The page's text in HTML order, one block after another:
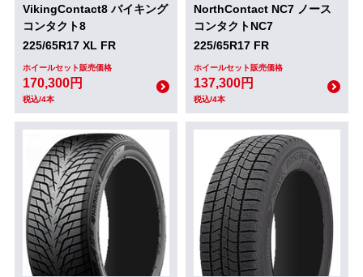
VikingContact8 バイキング
コンタクト8
225/65R17 XL FR
ホイールセット販売価格
170,300円
税込/4本
NorthContact NC7 ノース
コンタクトNC7
225/65R17 FR
ホイールセット販売価格
137,300円
税込/4本